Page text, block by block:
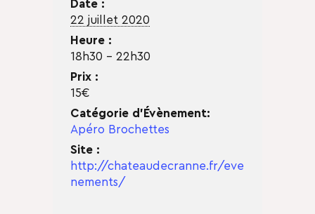
Date :
22 juillet 2020
Heure :
18h30 - 22h30
Prix :
15€
Catégorie d’Évènement:
Apéro Brochettes
Site :
http://chateaudecranne.fr/eve
nements/